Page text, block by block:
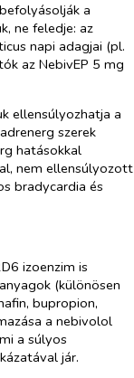
a
ne feledje: az
napi adagjai (pl.
az NebivEP 5 mg
ellensúlyozhatja a
szerek
hatásokkal
nem ellensúlyozott
bradycardia és
izoenzim is
(különösen
bupropion,
a nebivolol
a súlyos
jár.